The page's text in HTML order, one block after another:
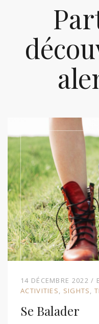
14 DÉCEMBRE 2022
ACTIVITIES
SIGHTS
Se Balader